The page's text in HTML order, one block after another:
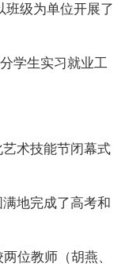
级为单位开展了
学生实习就业工
术技能节闭幕式
地完成了高考和
位教师（胡燕、